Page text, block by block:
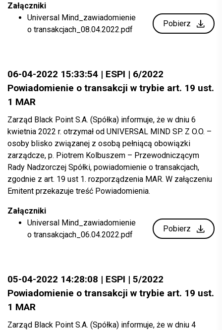
Załączniki
Universal Mind_zawiadomienie
o transakcjach_08.04.2022.pdf
Pobierz
06-04-2022 15:33:54 | ESPI | 6/2022
Powiadomienie o transakcji w trybie art. 19 ust.
1 MAR
Zarząd Black Point S.A. (Spółka) informuje, że w dniu 6
kwietnia 2022 r. otrzymał od UNIVERSAL MIND SP. Z O.O. –
osoby blisko związanej z osobą pełniącą obowiązki
zarządcze, p. Piotrem Kolbuszem – Przewodniczącym
Rady Nadzorczej Spółki, powiadomienie o transakcjach,
zgodnie z art. 19 ust 1. rozporządzenia MAR. W załączeniu
Emitent przekazuje treść Powiadomienia.
Załączniki
Universal Mind_zawiadomienie
o transakcjach_06.04.2022.pdf
Pobierz
05-04-2022 14:28:08 | ESPI | 5/2022
Powiadomienie o transakcji w trybie art. 19 ust.
1 MAR
Zarząd Black Point S.A. (Spółka) informuje, że w dniu 4